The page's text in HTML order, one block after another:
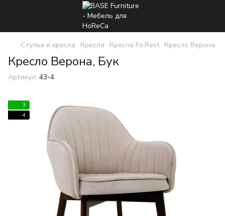
Стулья и кресла Кресла Кресла Fo.Rest Кресло Верона
Кресло Верона, Бук
Артикул: 43-4
3
4